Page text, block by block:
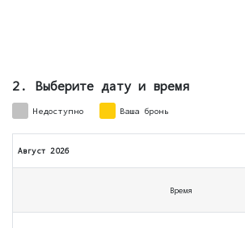
2. Выберите дату и время
Недоступно Ваша бронь
Август 2026
Время